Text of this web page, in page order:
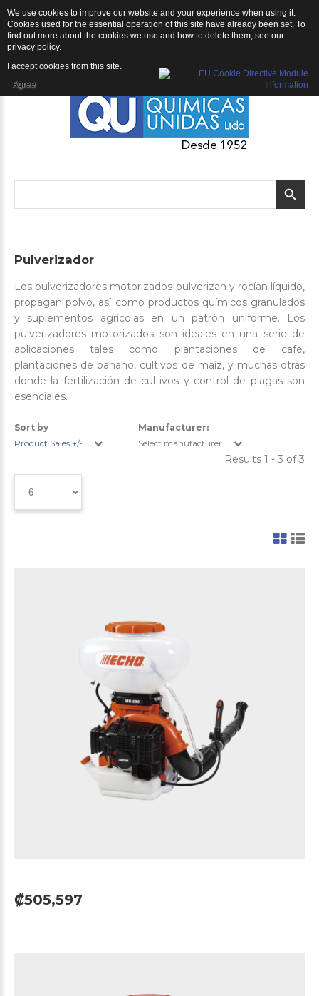
Pulverizador
Los pulverizadores motorizados pulverizan y rocían líquido,
propagan polvo, así como productos químicos granulados
y suplementos agrícolas en un patrón uniforme. Los
pulverizadores motorizados son ideales en una serie de
aplicaciones tales como plantaciones de café,
plantaciones de banano, cultivos de maíz, y muchas otras
donde la fertilización de cultivos y control de plagas son
esenciales.
Sort by
Product Sales +/-
Manufacturer:
Select manufacturer
Results 1 - 3 of 3
₡505,597
We use cookies to improve our website and your experience when using it.
Cookies used for the essential operation of this site have already been set. To
find out more about the cookies we use and how to delete them, see our
privacy policy.
I accept cookies from this site.
Agree
QU | Productos